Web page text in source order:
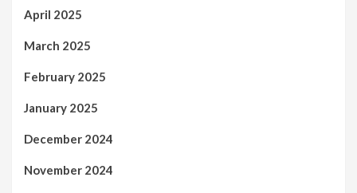
April 2025
March 2025
February 2025
January 2025
December 2024
November 2024